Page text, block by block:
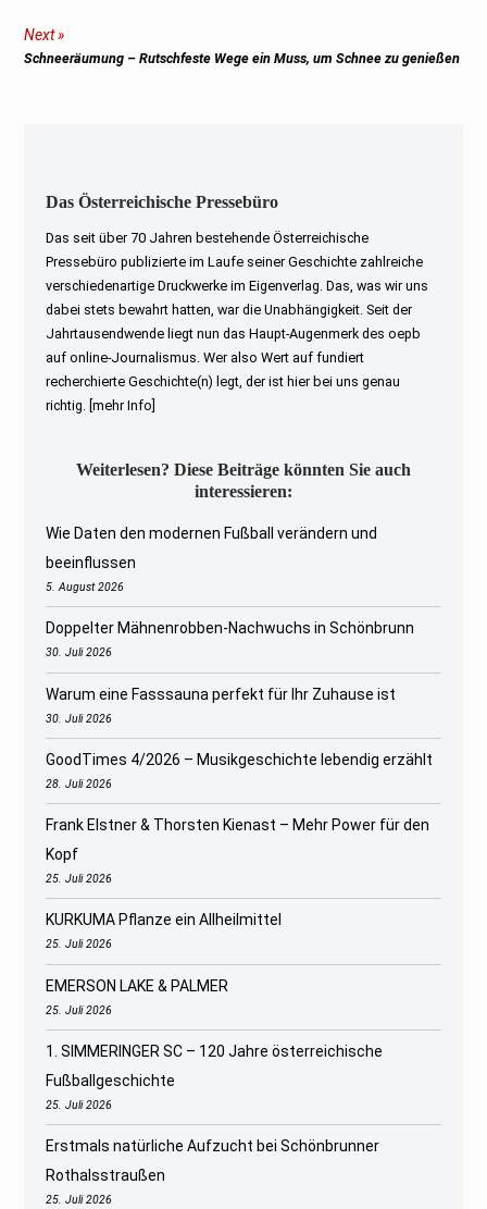
Next
Next
Schneeräumung – Rutschfeste Wege ein Muss, um Schnee zu genießen
Das Österreichische Pressebüro
Das seit über 70 Jahren bestehende Österreichische
Pressebüro publizierte im Laufe seiner Geschichte zahlreiche
verschiedenartige Druckwerke im Eigenverlag. Das, was wir uns
dabei stets bewahrt hatten, war die Unabhängigkeit. Seit der
Jahrtausendwende liegt nun das Haupt-Augenmerk des oepb
auf online-Journalismus. Wer also Wert auf fundiert
recherchierte Geschichte(n) legt, der ist hier bei uns genau
richtig.
[mehr Info]
Weiterlesen? Diese Beiträge könnten Sie auch
interessieren:
Wie Daten den modernen Fußball verändern und
beeinflussen
5. August 2026
Doppelter Mähnenrobben-Nachwuchs in Schönbrunn
30. Juli 2026
Warum eine Fasssauna perfekt für Ihr Zuhause ist
30. Juli 2026
GoodTimes 4/2026 – Musikgeschichte lebendig erzählt
28. Juli 2026
Frank Elstner & Thorsten Kienast – Mehr Power für den
Kopf
25. Juli 2026
KURKUMA Pflanze ein Allheilmittel
25. Juli 2026
EMERSON LAKE & PALMER
25. Juli 2026
1. SIMMERINGER SC – 120 Jahre österreichische
Fußballgeschichte
25. Juli 2026
Erstmals natürliche Aufzucht bei Schönbrunner
Rothalsstraußen
25. Juli 2026